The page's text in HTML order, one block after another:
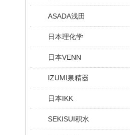
ASADA浅田
日本理化学
日本VENN
IZUMI泉精器
日本IKK
SEKISUI积水